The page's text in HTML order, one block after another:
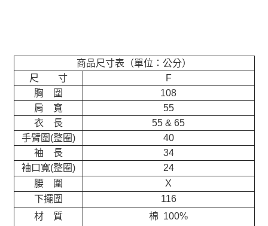
商品尺寸表（單位：公分）
尺 寸
F
胸 圍
108
肩 寬
55
衣 長
55 & 65
手臂圍(整圈)
40
袖 長
34
袖口寬(整圈)
24
腰 圍
X
下擺圍
116
材 質
棉 100%